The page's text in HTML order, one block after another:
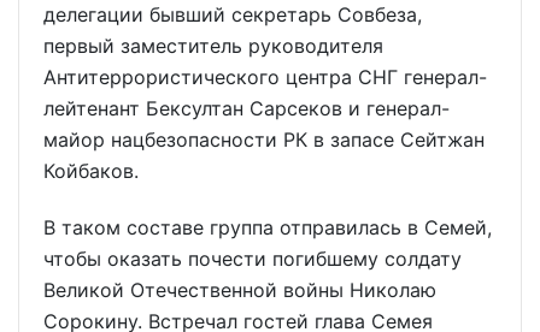
делегации бывший секретарь Совбеза,
первый заместитель руководителя
Антитеррористического центра СНГ генерал-
лейтенант Бексултан Сарсеков и генерал-
майор нацбезопасности РК в запасе Сейтжан
Койбаков.
В таком составе группа отправилась в Семей,
чтобы оказать почести погибшему солдату
Великой Отечественной войны Николаю
Сорокину. Встречал гостей глава Семея